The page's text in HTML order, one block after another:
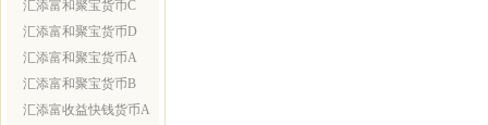
汇添富和聚宝货币C
汇添富和聚宝货币D
汇添富和聚宝货币A
汇添富和聚宝货币B
汇添富收益快钱货币A